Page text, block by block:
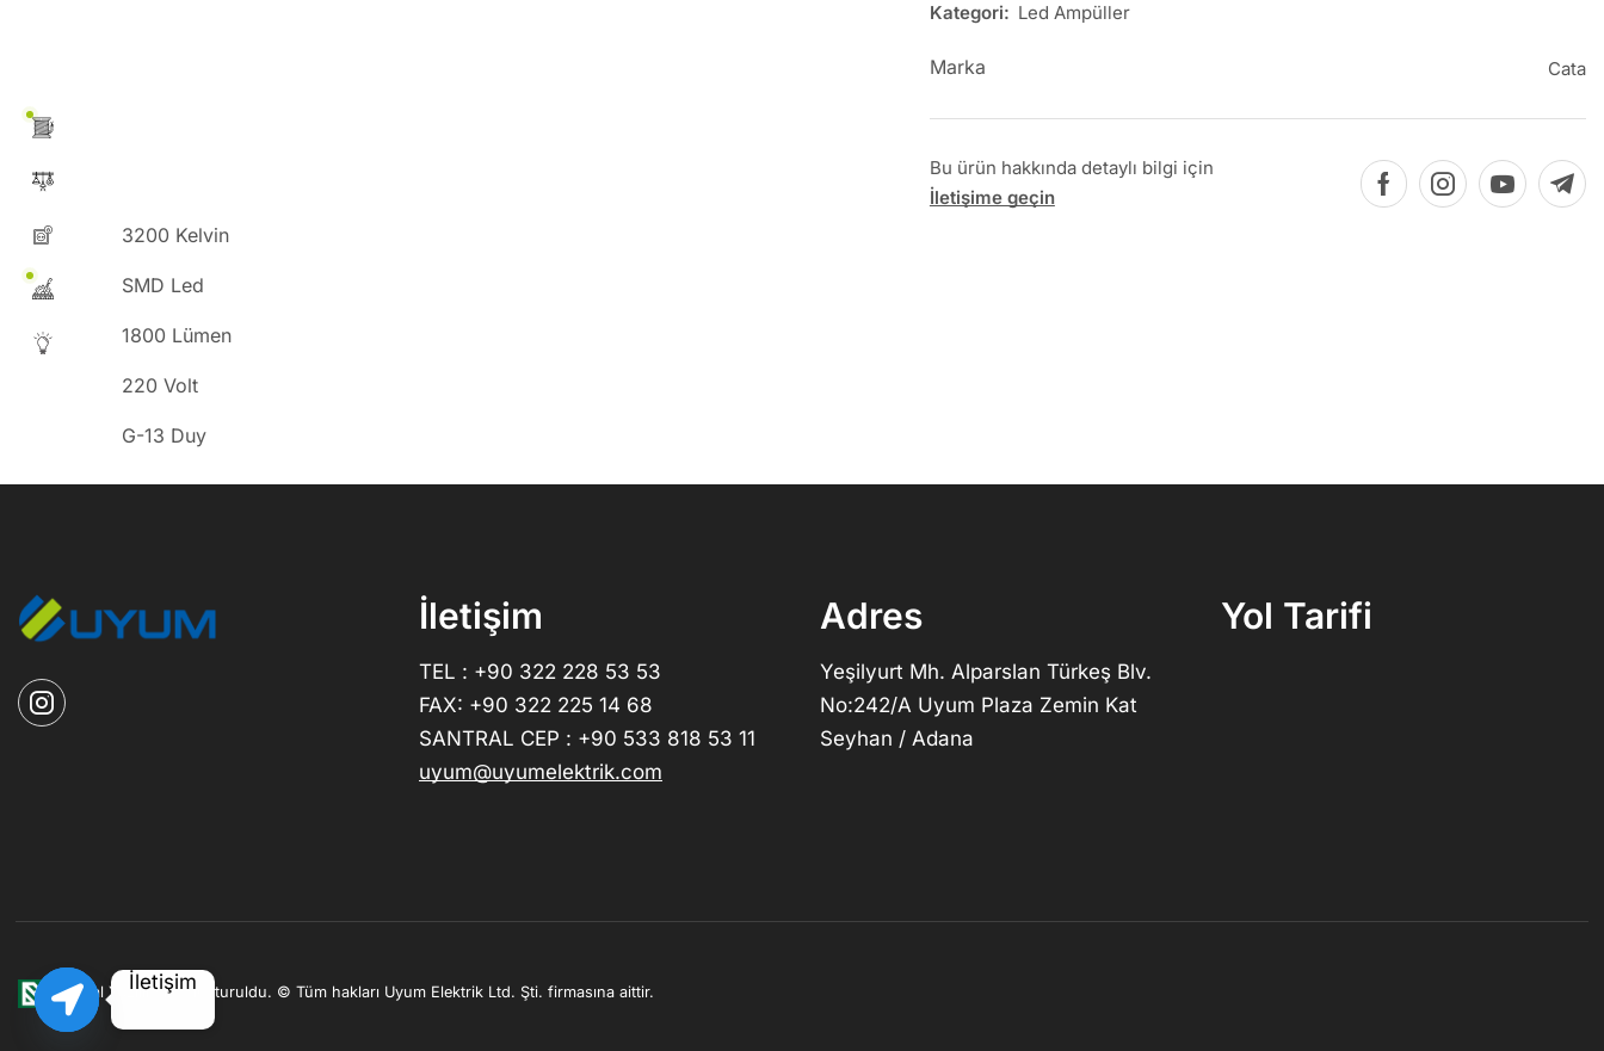
Kategori: Led Ampüller
Marka Cata
Bu ürün hakkında detaylı bilgi için
İletişime geçin
3200 Kelvin
SMD Led
1800 Lümen
220 Volt
G-13 Duy
İletişim
TEL : +90 322 228 53 53
FAX: +90 322 225 14 68
SANTRAL CEP : +90 533 818 53 11
uyum@uyumelektrik.com
Adres
Yeşilyurt Mh. Alparslan Türkeş Blv.
No:242/A Uyum Plaza Zemin Kat
Seyhan / Adana
Yol Tarifi
|Bolcal Yazılım ile oluşturuldu. © Tüm hakları Uyum Elektrik Ltd. Şti. firmasına aittir.
İletişim